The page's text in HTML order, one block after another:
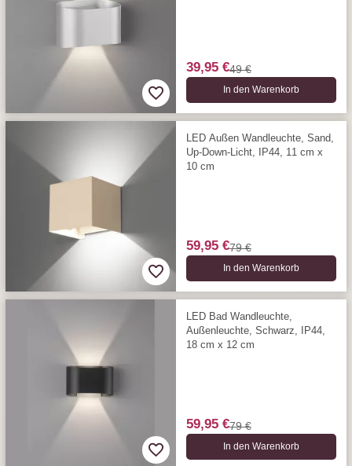
39,95 €49 €
In den Warenkorb
LED Außen Wandleuchte, Sand,
Up-Down-Licht, IP44, 11 cm x
10 cm
59,95 €79 €
In den Warenkorb
LED Bad Wandleuchte,
Außenleuchte, Schwarz, IP44,
18 cm x 12 cm
59,95 €79 €
In den Warenkorb